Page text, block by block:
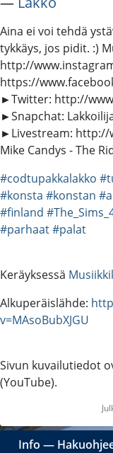
Aina ei voi tehdä
tykkäys, jos pidit. :)
http://
https://
►Twitter: http://
►Snapchat:
►Livestream: http://
Mike Candys - The
#codtupakkalakko
#konsta #konstan
#finland
#parhaat#palat
Keräyksessä
Alkuperäislähde:
v=MAsoBubXJGU
Sivun kuvailutiedot
(YouTube).
Info ―